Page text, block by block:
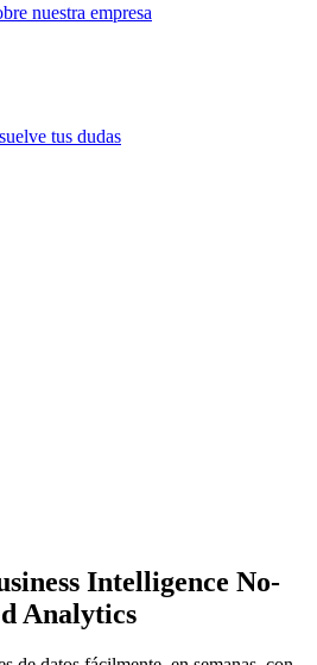
nuestra empresa
tus dudas
Intelligence No-
Analytics